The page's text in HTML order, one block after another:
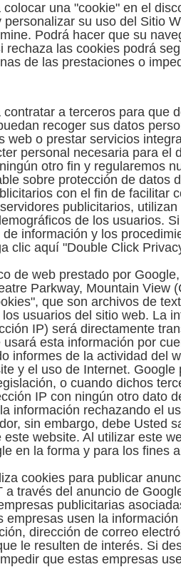
una "cookie" en el
su uso del Sitio
Podrá hacer que su
las cookies podrá
de las prestaciones o
a terceros para que
recoger sus datos
web o prestar servicios
personal necesaria para el
otro fin y regularemos
sobre protección de datos
con el fin de facilitar
publicitarios,
de los usuarios.
información y los
clic aquí "Double Click
de web prestado por
Parkway, Mountain View
que son archivos de
usuarios del sitio web. La
IP) será directamente
esta información por
informes de la actividad del
y el uso de Internet.
o cuando dichos
IP con ningún otro dato
información rechazando el
sin embargo, debe Usted
website. Al utilizar este
en la forma y para los fines
cookies para publicar
través del anuncio de
publicitarias
usen la
dirección de correo
le resulten de interés. Si
que estas empresas